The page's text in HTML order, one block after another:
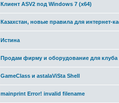
Клиент ASV2 под Windows 7 (x64)
Казахстан, новые правила для интернет-
Истина
Продам фирму и оборудование для клуба
GameClass и astalaViSta Shell
mainprint Error! invalid filename